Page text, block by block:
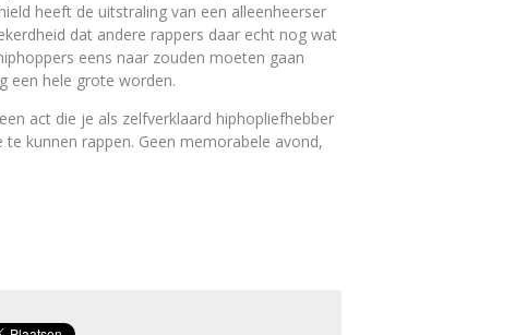
heeft de uitstraling van een alleenheerser
dat andere rappers daar echt nog wat
eens naar zouden moeten gaan
een hele grote worden.
act die je als zelfverklaard hiphopliefhebber
kunnen rappen. Geen memorabele avond,